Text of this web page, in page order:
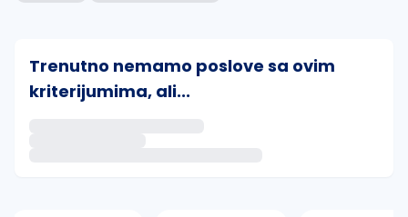
Trenutno nemamo poslove sa ovim
kriterijumima, ali...